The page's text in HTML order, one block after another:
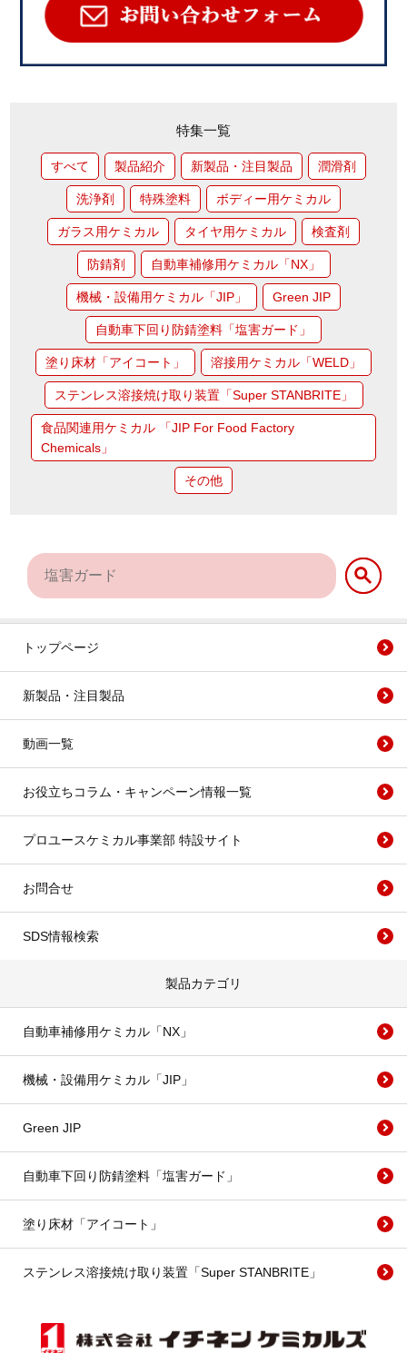
特集一覧
すべて 製品紹介 新製品・注目製品 潤滑剤
洗浄剤 特殊塗料 ボディー用ケミカル
ガラス用ケミカル タイヤ用ケミカル 検査剤
防錆剤 自動車補修用ケミカル「NX」
機械・設備用ケミカル「JIP」 Green JIP
自動車下回り防錆塗料「塩害ガード」
塗り床材「アイコート」 溶接用ケミカル「WELD」
ステンレス溶接焼け取り装置「Super STANBRITE」
食品関連用ケミカル 「JIP For Food Factory
Chemicals」
その他
トップページ
新製品・注目製品
動画一覧
お役立ちコラム・キャンペーン情報一覧
プロユースケミカル事業部 特設サイト
お問合せ
SDS情報検索
製品カテゴリ
自動車補修用ケミカル「NX」
機械・設備用ケミカル「JIP」
Green JIP
自動車下回り防錆塗料「塩害ガード」
塗り床材「アイコート」
ステンレス溶接焼け取り装置「Super STANBRITE」